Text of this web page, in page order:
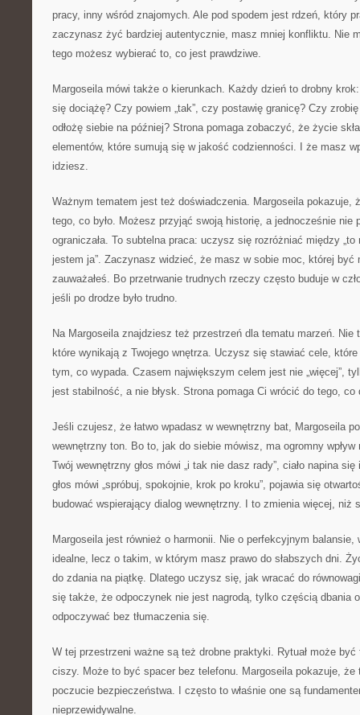
pracy, inny wśród znajomych. Ale pod spodem jest rdzeń, który
zaczynasz żyć bardziej autentycznie, masz mniej konfliktu. Nie
tego możesz wybierać to, co jest prawdziwe.
Margoseila mówi także o kierunkach. Każdy dzień to drobny
się dociążę? Czy powiem „tak”, czy postawię granicę? Czy
odłożę siebie na później? Strona pomaga zobaczyć, że życie
elementów, które sumują się w jakość codzienności. I że masz
idziesz.
Ważnym tematem jest też doświadczenia. Margoseila pokazuje,
tego, co było. Możesz przyjąć swoją historię, a jednocześnie nie
ograniczała. To subtelna praca: uczysz się rozróżniać między „to
jestem ja”. Zaczynasz widzieć, że masz w sobie moc, której być
zauważałeś. Bo przetrwanie trudnych rzeczy często buduje w
jeśli po drodze było trudno.
Na Margoseila znajdziesz też przestrzeń dla tematu marzeń. Nie
które wynikają z Twojego wnętrza. Uczysz się stawiać cele,
tym, co wypada. Czasem największym celem jest nie „więcej”,
jest stabilność, a nie błysk. Strona pomaga Ci wrócić do tego, co
Jeśli czujesz, że łatwo wpadasz w wewnętrzny bat, Margoseila
wewnętrzny ton. Bo to, jak do siebie mówisz, ma ogromny
Twój wewnętrzny głos mówi „i tak nie dasz rady”, ciało napina
głos mówi „spróbuj, spokojnie, krok po kroku”, pojawia się
budować wspierający dialog wewnętrzny. I to zmienia więcej, niż
Margoseila jest również o harmonii. Nie o perfekcyjnym
idealne, lecz o takim, w którym masz prawo do słabszych dni.
do zdania na piątkę. Dlatego uczysz się, jak wracać do
się także, że odpoczynek nie jest nagrodą, tylko częścią dbania
odpoczywać bez tłumaczenia się.
W tej przestrzeni ważne są też drobne praktyki. Rytuał może
ciszy. Może to być spacer bez telefonu. Margoseila pokazuje, że
poczucie bezpieczeństwa. I często to właśnie one są
nieprzewidywalne.